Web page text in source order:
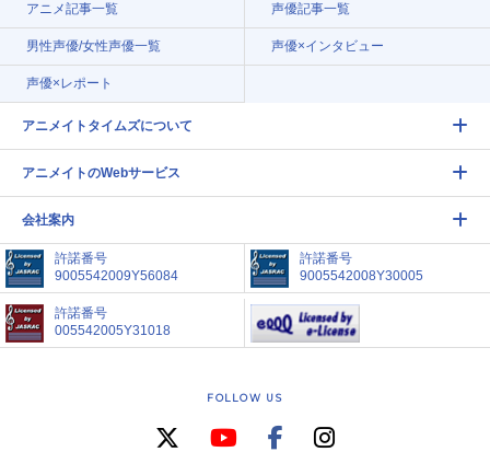
アニメ記事一覧 声優記事一覧
男性声優/女性声優一覧 声優×インタビュー
声優×レポート
アニメイトタイムズについて
アニメイトのWebサービス
会社案内
許諾番号
9005542009Y56084
許諾番号
9005542008Y30005
許諾番号
005542005Y31018
FOLLOW US